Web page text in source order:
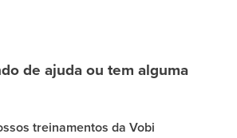
de ajuda ou tem alguma
treinamentos da Vobi